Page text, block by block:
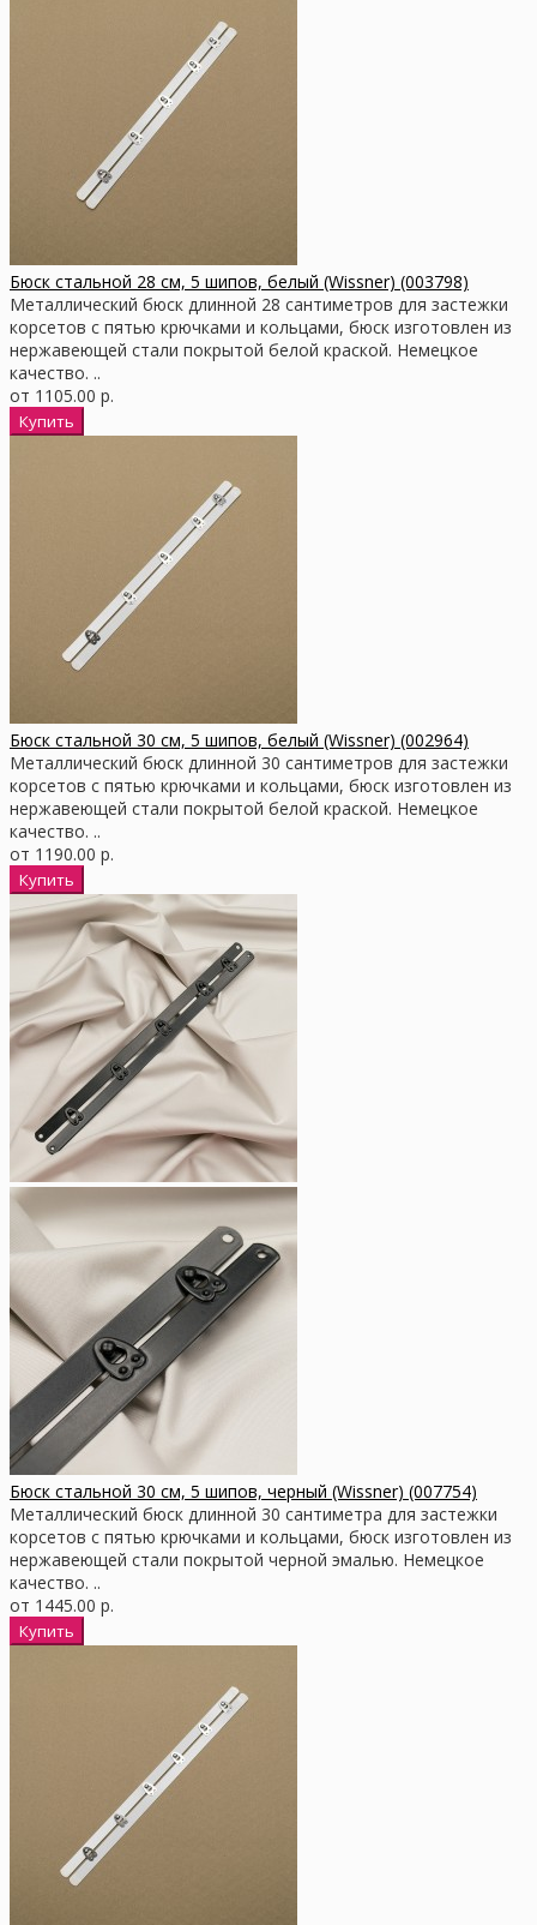
Бюск стальной 28 см, 5 шипов, белый (Wissner) (003798)
Металлический бюск длинной 28 сантиметров для застежки
корсетов с пятью крючками и кольцами, бюск изготовлен из
нержавеющей стали покрытой белой краской. Немецкое
качество. ..
от 1105.00 р.
Бюск стальной 30 см, 5 шипов, белый (Wissner) (002964)
Металлический бюск длинной 30 сантиметров для застежки
корсетов с пятью крючками и кольцами, бюск изготовлен из
нержавеющей стали покрытой белой краской. Немецкое
качество. ..
от 1190.00 р.
Бюск стальной 30 см, 5 шипов, черный (Wissner) (007754)
Металлический бюск длинной 30 сантиметра для застежки
корсетов с пятью крючками и кольцами, бюск изготовлен из
нержавеющей стали покрытой черной эмалью. Немецкое
качество. ..
от 1445.00 р.